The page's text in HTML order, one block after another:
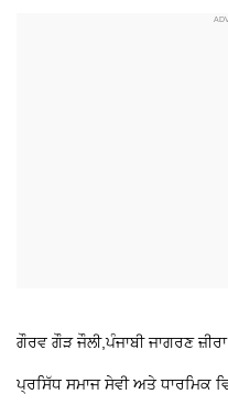
ਗੌਰਵ ਗੌੜ ਜੌਲੀ,ਪੰਜਾਬੀ ਜਾਗਰਣ
ਪ੍ਰਸਿੱਧ ਸਮਾਜ ਸੇਵੀ ਅਤੇ ਧਾਰਮਿਕ